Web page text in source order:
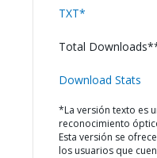
TXT*
Total
Download Stats
*La versión texto es
reconocimiento
Esta versión se
los usuarios que